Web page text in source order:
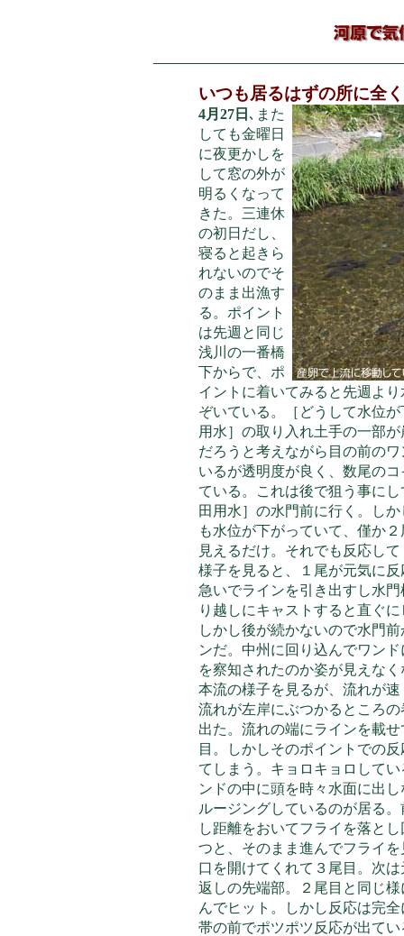
いつも居るはずの所に全
4月27日 ､また
しても金曜日
に夜更かしを
して窓の外が
明るくなって
きた。三連休
の初日だし、
寝ると起きら
れないのでそ
のまま出漁す
る。ポイント
は先週と同じ
浅川の一番橋
下からで、ポ
イントに着いてみると先週よ
ぞいている。［どうして水位
用水］の取り入れ土手の一部
だろうと考えながら目の前の
いるが透明度が良く、数尾の
ている。これは後で狙う事にし
田用水］の水門前に行く。し
も水位が下がっていて、僅か
見えるだけ。それでも反応し
様子を見ると、１尾が元気に反
急いでラインを引き出すし水
り越しにキャストすると直ぐ
しかし後が続かないので水門
ンだ。中州に回り込んでワン
を察知されたのか姿が見えな
本流の様子を見るが、流れが
流れが左岸にぶつかるところ
出た。流れの端にラインを載
目。しかしそのポイントでの
てしまう。キョロキョロしてい
ンドの中に頭を時々水面に出
ルージングしているのが居る
し距離をおいてフライを落と
つと、そのまま進んでフライを
口を開けてくれて３尾目。次
返しの先端部。２尾目と同じ様
んでヒット。しかし反応は完
帯の前でポツポツ反応が出て